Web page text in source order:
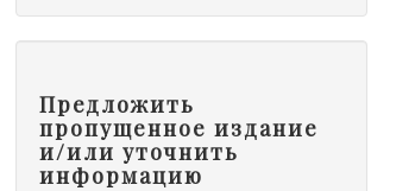
Предложить
пропущенное издание
и/или уточнить
информацию